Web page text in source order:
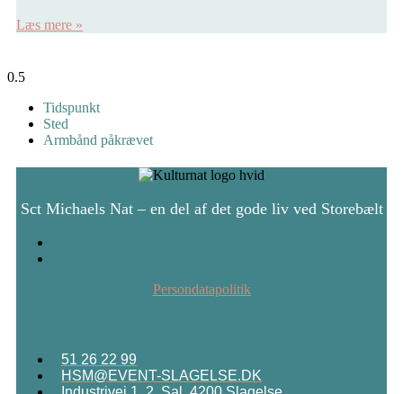
Læs mere »
Tidspunkt
Sted
Armbånd påkrævet
Sct Michaels Nat – en del af det gode liv ved Storebælt
Persondatapolitik
51 26 22 99
HSM@EVENT-SLAGELSE.DK